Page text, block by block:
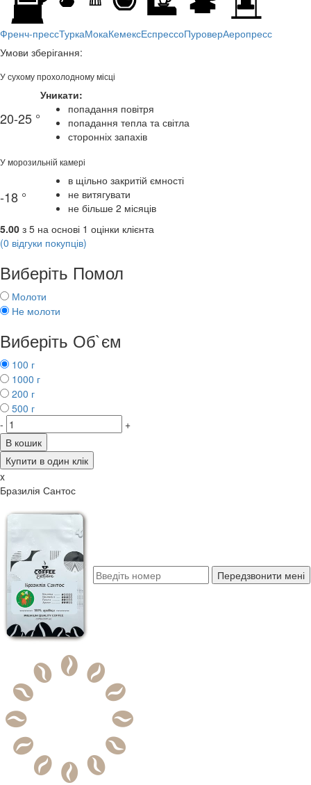
Френч-прессТуркаМокаКемексЕспрессоПуроверАеропресс
Умови зберігання:
У сухому прохолодному місці
20-25 °
Уникати:
попадання повітря
попадання тепла та світла
сторонніх запахів
У морозильній камері
-18 °
в щільно закритій ємності
не витягувати
не більше 2 місяців
5.00 з 5 на основі 1 оцінки клієнта
(0 відгуки покупців)
Виберіть Помол
Молоти
Не молоти
Виберіть Об`єм
100 г
1000 г
200 г
500 г
-
+
В кошик
Купити в один клік
x
Бразилія Сантос